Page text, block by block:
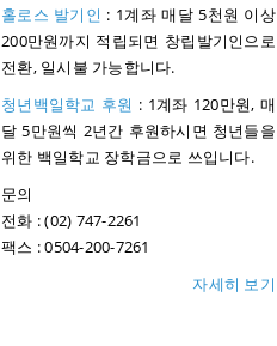
홀로스 발기인 : 1계좌 매달 5천원 이상
200만원까지 적립되면 창립발기인으로
전환, 일시불 가능합니다.
청년백일학교 후원 : 1계좌 120만원, 매
달 5만원씩 2년간 후원하시면 청년들을
위한 백일학교 장학금으로 쓰입니다.
문의
전화 : (02) 747-2261
팩스 : 0504-200-7261
자세히 보기